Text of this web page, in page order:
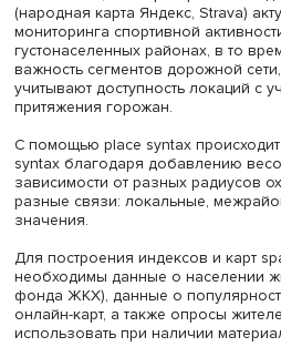
Это позволяет привести
характеристиками к одному
рассчитывается время
МВН. Далее по пассажирским
степень дублирования.
Докладчик рассчитывал
маршрутных кустах города
что по некоторым вариантам
пути в зависимости от
МВН. Если же оценивать
дублированы 78
эффективность дублирования
аналитик, чтобы определить
ситуаций на остановках,